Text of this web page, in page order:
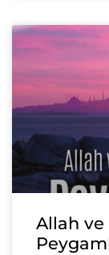
Allah ve